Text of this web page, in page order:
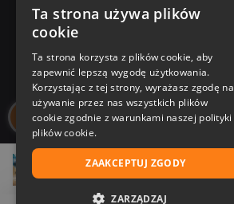
27,95 zł
Zakupy u nas
Nasza oferta
Nasi autorzy
Ta strona używa plików
cookie
Ta strona korzysta z plików cookie, aby
zapewnić lepszą wygodę użytkowania.
Korzystając z tej strony, wyrażasz zgodę na
używanie przez nas wszystkich plików
cookie zgodnie z warunkami naszej polityki
plików cookie.
ZAAKCEPTUJ ZGODY
ZARZĄDZAJ